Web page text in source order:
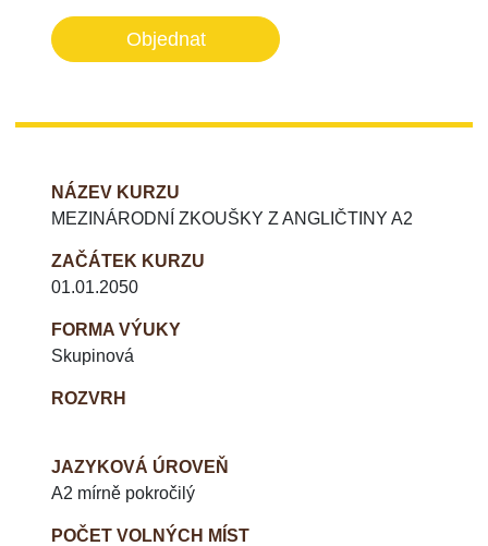
Objednat
NÁZEV KURZU
MEZINÁRODNÍ ZKOUŠKY Z ANGLIČTINY A2
ZAČÁTEK KURZU
01.01.2050
FORMA VÝUKY
Skupinová
ROZVRH
JAZYKOVÁ ÚROVEŇ
A2 mírně pokročilý
POČET VOLNÝCH MÍST